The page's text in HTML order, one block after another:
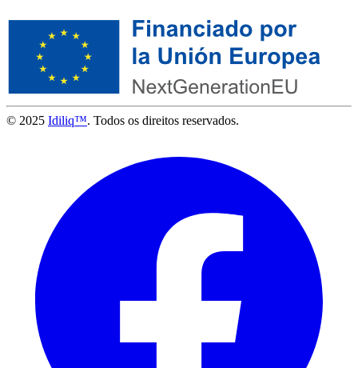
© 2025 Idiliq™. Todos os direitos reservados.